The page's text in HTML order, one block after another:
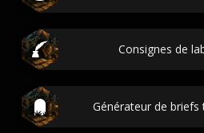
Consignes de
Générateur de